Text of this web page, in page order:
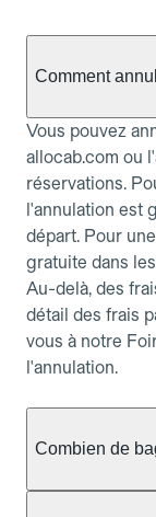
Comment
Vous pouvez
allocab.com ou
réservations.
l'annulation est
départ. Pour
gratuite dans
Au-delà, des
détail des frais
vous à notre
l'annulation.
Combien de